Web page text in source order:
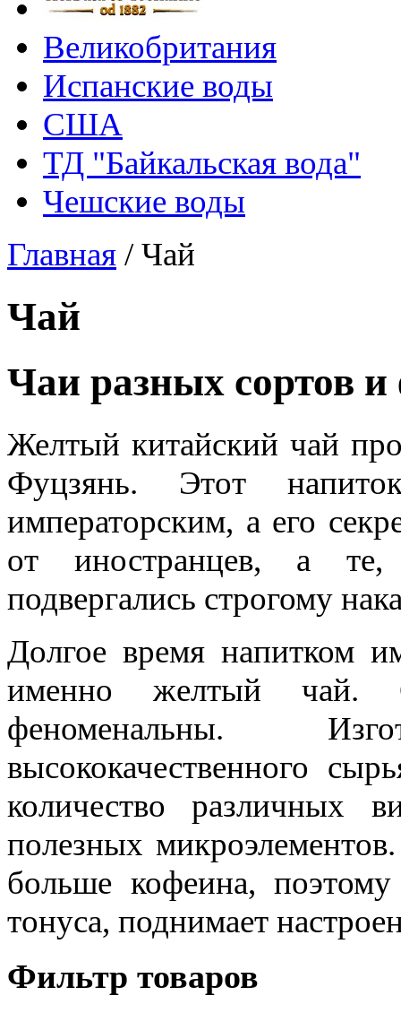
Великобритания
Испанские воды
США
ТД "Байкальская вода"
Чешские воды
Главная /Чай
Чай
Чаи разных сортов и
Желтый китайский чай
Фуцзянь. Этот
императорским, а его
от иностранцев, а
подвергались строгому
Долгое время напитком
именно желтый чай.
феноменальны.
высококачественного
количество различных
полезных
больше кофеина,
тонуса, поднимает
Фильтр товаров